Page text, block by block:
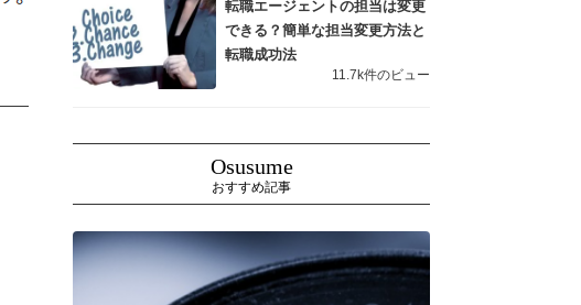
転職エージェントの担当は変更
できる？簡単な担当変更方法と
転職成功法
11.7k件のビュー
Osusume
おすすめ記事